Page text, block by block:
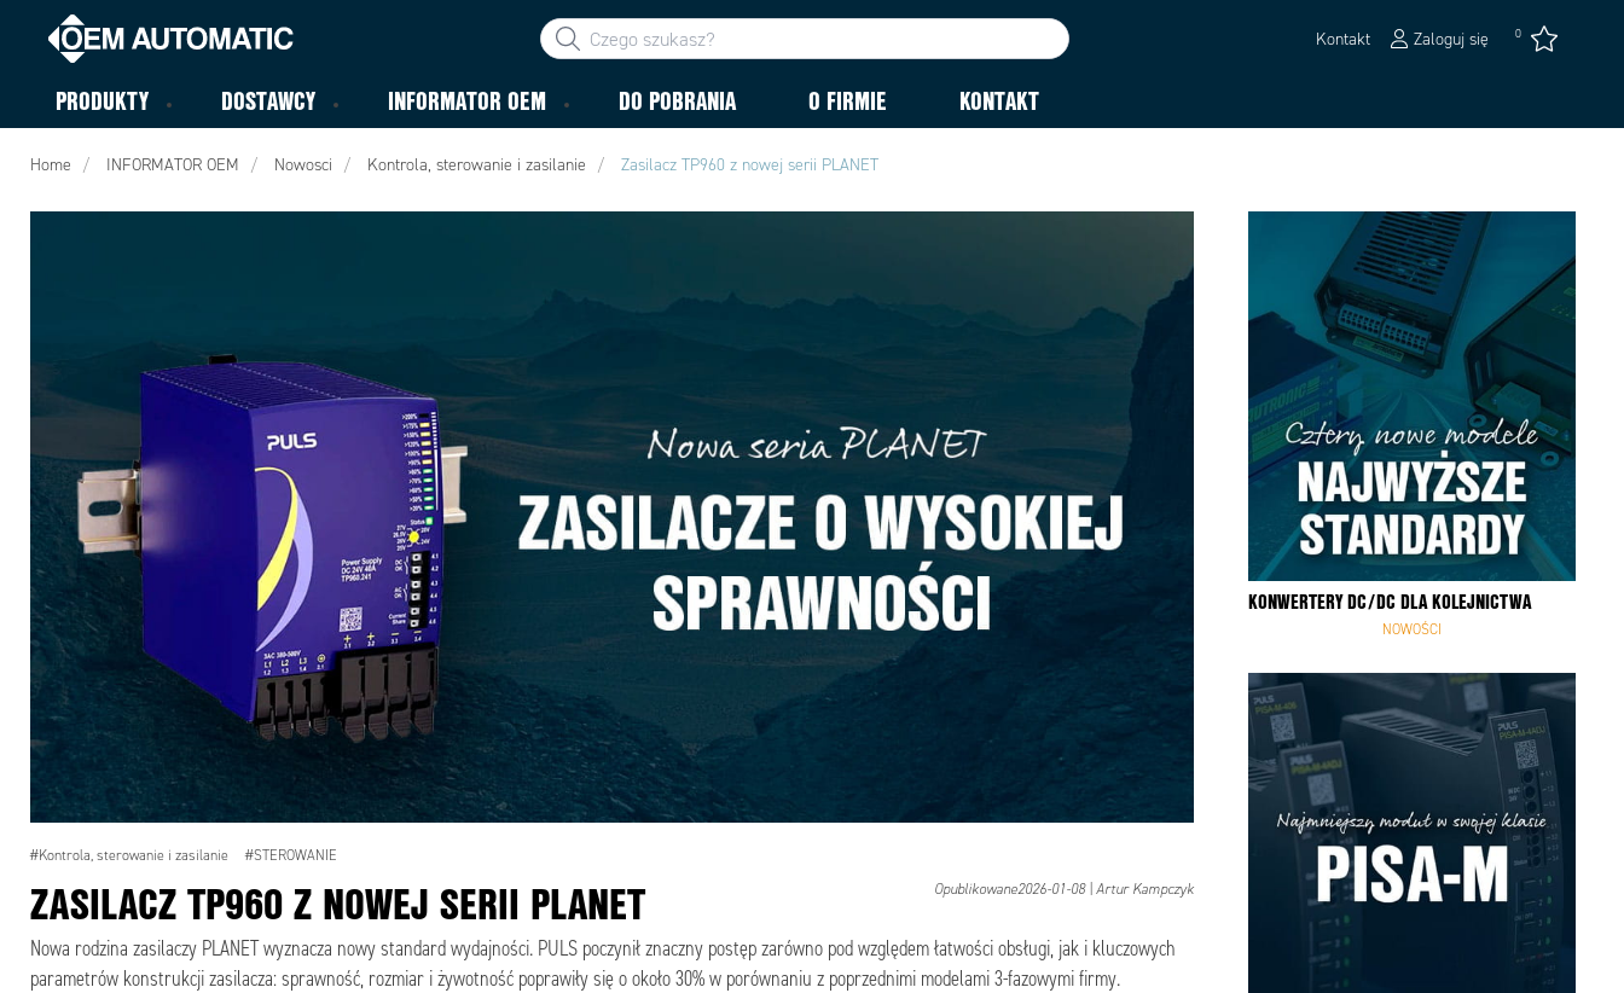
Kontakt Zaloguj się 0
PRODUKTY DOSTAWCY INFORMATOR OEM DO POBRANIA O FIRMIE KONTAKT
Home INFORMATOR OEM Nowosci Kontrola, sterowanie i zasilanie Zasilacz TP960 z nowej serii PLANET
#Kontrola, sterowanie i zasilanie #STEROWANIE
ZASILACZ TP960 Z NOWEJ SERII PLANET Opublikowane2026-01-08 | Artur Kampczyk
Nowa rodzina zasilaczy PLANET wyznacza nowy standard wydajności. PULS poczynił znaczny postęp zarówno pod względem łatwości obsługi, jak i kluczowych
parametrów konstrukcji zasilacza: sprawność, rozmiar i żywotność poprawiły się o około 30% w porównaniu z poprzednimi modelami 3-fazowymi firmy.
KONWERTERY DC/DC DLA KOLEJNICTWA
NOWOŚCI